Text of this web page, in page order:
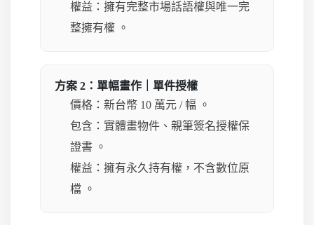
權益：擁有完整市場話語權與唯一完
整擁有權 。
方案 2：單幅畫作｜單件授權
價格：新台幣 10 萬元 / 幅 。
包含：實體畫物件、親筆簽名授權保
證書 。
權益：擁有永久持有權，不含數位原
檔 。